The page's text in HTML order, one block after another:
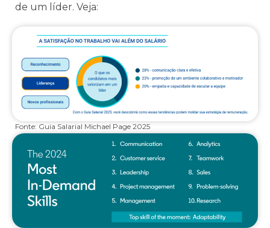
de um líder. Veja:
Fonte: Guia Salarial Michael Page 2025